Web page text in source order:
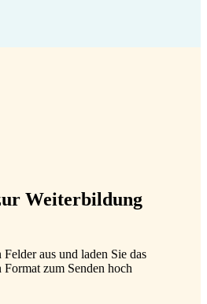
Weiterbildung
aus und laden Sie das
zum Senden hoch